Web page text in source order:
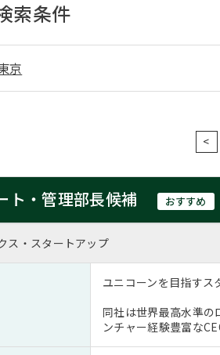
索条件
京
<
ト・管理部長候補 おすすめ
ス・スタートアップ
ユニコーンを目指す
同社は世界最高水準の
ンチャー経験豊富な